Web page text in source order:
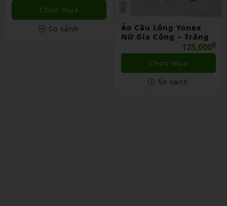
Chọn mua
So sánh
Áo Cầu Lông Yonex
Nữ Gia Công – Trắng
125,000₫
Chọn mua
So sánh